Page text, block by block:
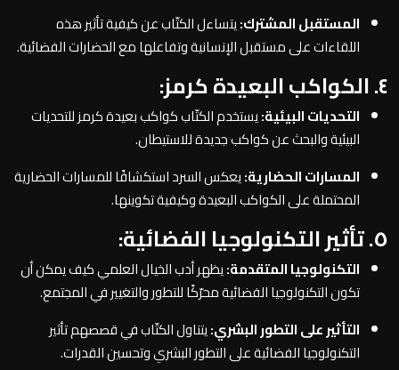
المستقبل المشترك:يتساءل الكتّاب عن كيفية تأثير هذه
اللقاءات على مستقبل الإنسانية وتفاعلها مع الحضارات الفضائية.
٤. الكواكب البعيدة كرمز:
التحديات البيئية:يستخدم الكتّاب كواكب بعيدة كرمز للتحديات
البيئية والبحث عن كواكب جديدة للاستيطان.
المسارات الحضارية:يعكس السرد استكشافًا للمسارات الحضارية
المحتملة على الكواكب البعيدة وكيفية تكوينها.
٥. تأثير التكنولوجيا الفضائية:
التكنولوجيا المتقدمة:يظهر أدب الخيال العلمي كيف يمكن أن
تكون التكنولوجيا الفضائية محرّكًا للتطور والتغيير في المجتمع.
التأثير على التطور البشري:يتناول الكتّاب في قصصهم تأثير
التكنولوجيا الفضائية على التطور البشري وتحسين القدرات.